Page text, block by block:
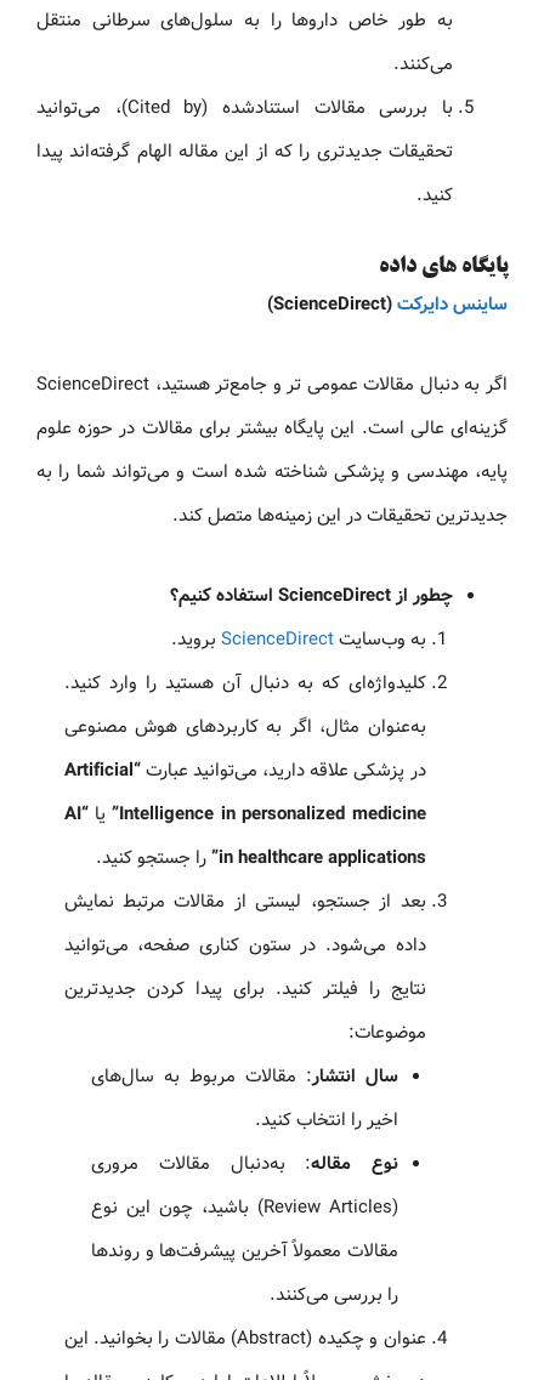
به طور خاص داروها را به سلول‌های سرطانی منتقل
می‌کنند.
با بررسی مقالات استنادشده (Cited by)، می‌توانید
تحقیقات جدیدتری را که از این مقاله الهام گرفته‌اند پیدا
کنید.
پایگاه های داده
ساینس دایرکت(ScienceDirect)
اگر به دنبال مقالات عمومی تر و جامع‌تر هستید، ScienceDirect
گزینه‌ای عالی است. این پایگاه بیشتر برای مقالات در حوزه علوم
پایه، مهندسی و پزشکی شناخته شده است و می‌تواند شما را به
جدیدترین تحقیقات در این زمینه‌ها متصل کند.
چطور از ScienceDirect استفاده کنیم؟
به وب‌سایتScienceDirect
بروید.
کلیدواژه‌ای که به دنبال آن هستید را وارد کنید.
به‌عنوان مثال، اگر به کاربردهای هوش مصنوعی
در پزشکی علاقه دارید، می‌توانید عبارت “Artificial
Intelligence in personalized medicine” یا “AI
in healthcare applications” را جستجو کنید.
بعد از جستجو، لیستی از مقالات مرتبط نمایش
داده می‌شود. در ستون کناری صفحه، می‌توانید
نتایج را فیلتر کنید. برای پیدا کردن جدیدترین
موضوعات:
سال انتشار: مقالات مربوط به سال‌های
اخیر را انتخاب کنید.
نوع مقاله: به‌دنبال مقالات مروری
(Review Articles) باشید، چون این نوع
مقالات معمولاً آخرین پیشرفت‌ها و روندها
را بررسی می‌کنند.
عنوان و چکیده (Abstract) مقالات را بخوانید. این